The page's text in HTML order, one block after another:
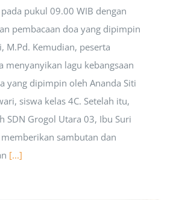
pukul 09.00 WIB dengan
pembacaan doa yang dipimpin
M.Pd. Kemudian, peserta
menyanyikan lagu kebangsaan
yang dipimpin oleh Ananda Siti
siswa kelas 4C. Setelah itu,
SDN Grogol Utara 03, Ibu Suri
memberikan sambutan dan
[...]